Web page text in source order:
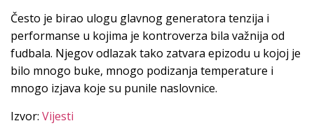
Često je birao ulogu glavnog generatora tenzija i
performanse u kojima je kontroverza bila važnija od
fudbala. Njegov odlazak tako zatvara epizodu u kojoj je
bilo mnogo buke, mnogo podizanja temperature i
mnogo izjava koje su punile naslovnice.
Izvor: Vijesti